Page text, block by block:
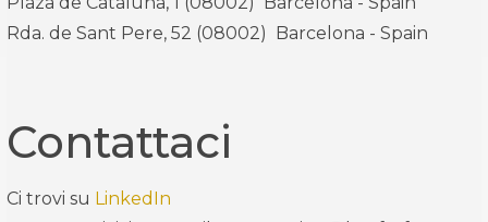
Rda. de Sant Pere, 52 (08002) Barcelona - Spain
Contattaci
Ci trovi su LinkedIn